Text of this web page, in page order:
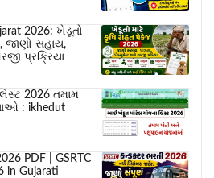
2026: ખેડૂતો
જાણો સહાય,
પ્રક્રિયા
2026 તમામ
: ikhedut
PDF | GSRTC
in Gujarati